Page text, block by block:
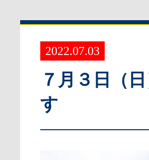
2022.07.03
７月３日（
す